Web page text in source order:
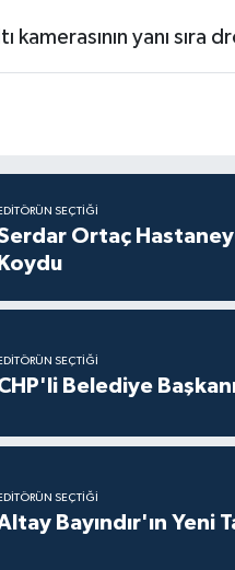
kamerasının yanı sıra
EDITÖRÜN SEÇTIĞI
Ortaç
Koydu
EDITÖRÜN SEÇTIĞI
Belediye
EDITÖRÜN SEÇTIĞI
Bayındır'ın Yeni